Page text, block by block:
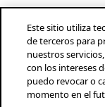
Marcas Tendam
Este sitio utiliza
de terceros para
nuestros
con los intereses
puedo revocar o
momento en el